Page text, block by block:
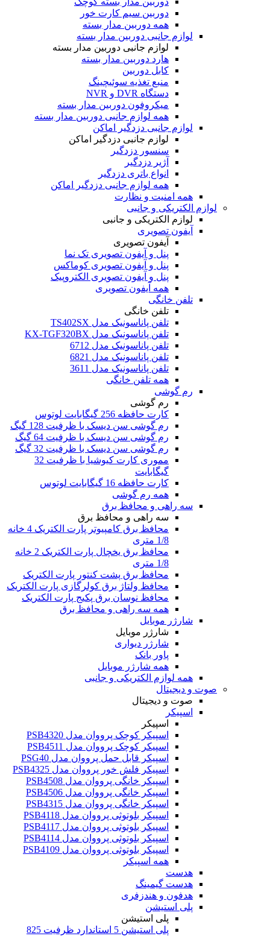
دوربین سیم کارت خور
همه دوربین مدار بسته
لوازم جانبی دوربین مدار بسته
لوازم جانبی دوربین مدار بسته
هارد دوربین مدار بسته
کابل دوربین
منبع تغذیه سوئیچینگ
دستگاه DVR و NVR
میکروفون دوربین مدار بسته
همه لوازم جانبی دوربین مدار بسته
لوازم جانبی دزدگیر اماکن
لوازم جانبی دزدگیر اماکن
سنسور دزدگیر
آژیر دزدگیر
انواع باتری دزدگیر
همه لوازم جانبی دزدگیر اماکن
همه امنیت و نظارت
لوازم الکتریکی و جانبی
لوازم الکتریکی و جانبی
آیفون تصویری
آیفون تصویری
پنل و آیفون تصویری تک نما
پنل و آیفون تصویری کوماکس
پنل و آیفون تصویری الکتروپیک
همه آیفون تصویری
تلفن خانگی
تلفن خانگی
تلفن پاناسونیک مدل TS402SX
تلفن پاناسونیک مدل KX-TGF320BX
تلفن پاناسونیک مدل 6712
تلفن پاناسونیک مدل 6821
تلفن پاناسونیک مدل 3611
همه تلفن خانگی
رم گوشی
رم گوشی
کارت حافظه 256 گیگابایت لوتوس
رم گوشی سن دیسک با ظرفیت 128 گیگ
رم گوشی سن دیسک با ظرفیت 64 گیگ
رم گوشی سن دیسک با ظرفیت 32 گیگ
مموری کارت کیوشیا با ظرفیت 32
گیگابایت
کارت حافظه 16 گیگابایت لوتوس
همه رم گوشی
سه راهی و محافظ برق
سه راهی و محافظ برق
محافظ برق کامپیوتر پارت الکتریک 4 خانه
1/8 متری
محافظ برق یخچال پارت الکتریک 2 خانه
1/8 متری
محافظ برق پشت کنتور پارت الکتریک
محافظ ولتاژ برق کولرگازی پارت الکتریک
محافظ نوسان برق پکیج پارت الکتریک
همه سه راهی و محافظ برق
شارژر موبایل
شارژر موبایل
شارژر دیواری
پاور بانک
همه شارژر موبایل
همه لوازم الکتریکی و جانبی
صوت و دیجیتال
صوت و دیجیتال
اسپیکر
اسپیکر
اسپیکر کوچک پرووان مدل PSB4320
اسپیکر کوچک پرووان مدل PSB4511
اسپیکر قابل حمل پرووان مدل PSG40
اسپیکر فلش خور پرووان مدل PSB4325
اسپیکر خانگی پرووان مدل PSB4508
اسپیکر خانگی پرووان مدل PSB4506
اسپیکر خانگی پرووان مدل PSB4315
اسپیکر بلوتوثی پرووان مدل PSB4118
اسپیکر بلوتوثی پرووان مدل PSB4117
اسپیکر بلوتوثی پرووان مدل PSB4114
اسپیکر بلوتوثی پرووان مدل PSB4109
همه اسپیکر
هدست
هدست گیمینگ
هدفون و هندزفری
پلی استیشن
پلی استیشن
پلی استیشن 5 استاندارد ظرفیت 825